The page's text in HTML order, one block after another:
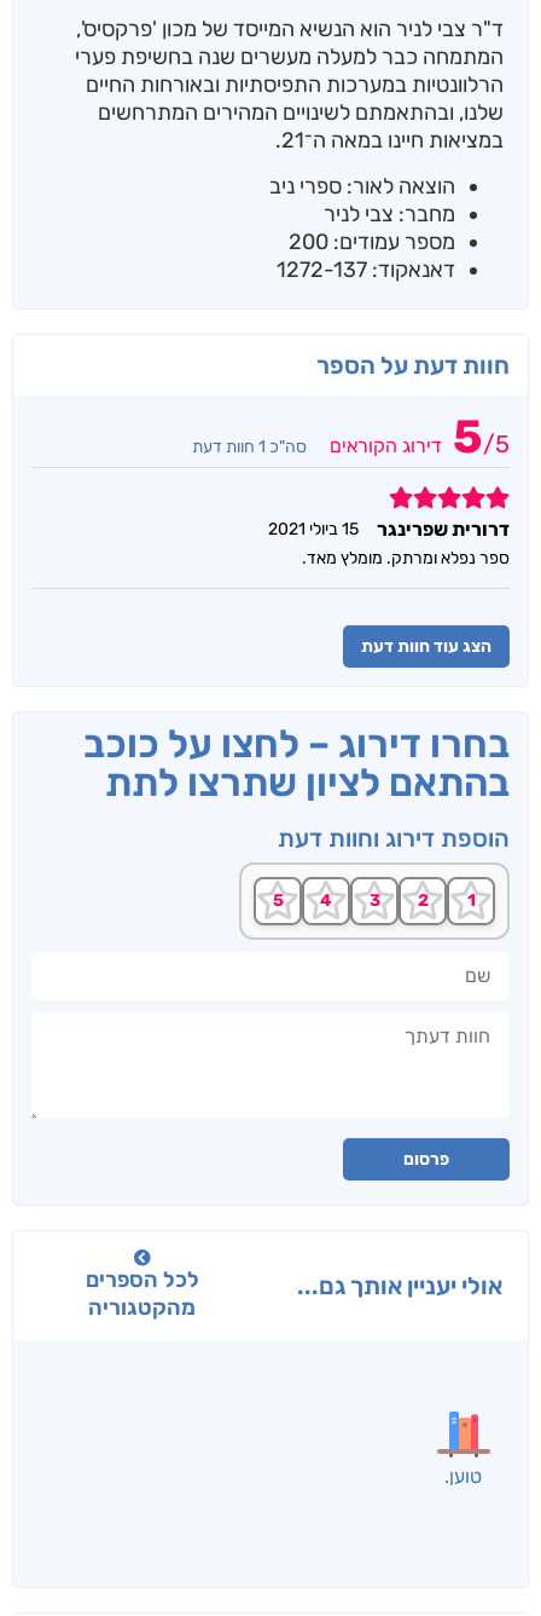
ד"ר צבי לניר הוא הנשיא המייסד של מכון 'פרקסיס',
המתמחה כבר למעלה מעשרים שנה בחשיפת פערי
הרלוונטיות במערכות התפיסתיות ובאורחות החיים
שלנו, ובהתאמתם לשינויים המהירים המתרחשים
במציאות חיינו במאה ה־21.
הוצאה לאור: ספרי ניב
מחבר: צבי לניר
מספר עמודים: 200
דאנאקוד: 1272-137
חוות דעת על הספר
5/5 דירוג הקוראים סה"כ 1 חוות דעת
5
דרורית שפרינגר
15 ביולי 2021
ספר נפלא ומרתק. מומלץ מאד.
הצג עוד חוות דעת
בחרו דירוג – לחצו על כוכב
בהתאם לציון שתרצו לתת
הוספת דירוג וחוות דעת
פרסום
אולי יעניין אותך גם...
לכל הספרים
מהקטגוריה